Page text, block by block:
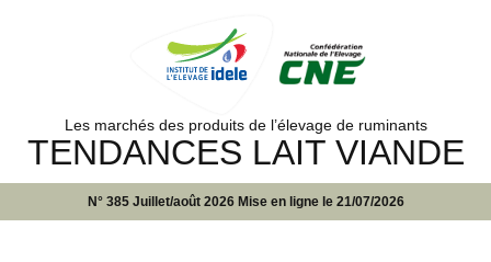
Les marchés des produits de l’élevage de ruminants
TENDANCES LAIT VIANDE
N° 385 Juillet/août 2026 Mise en ligne le 21/07/2026